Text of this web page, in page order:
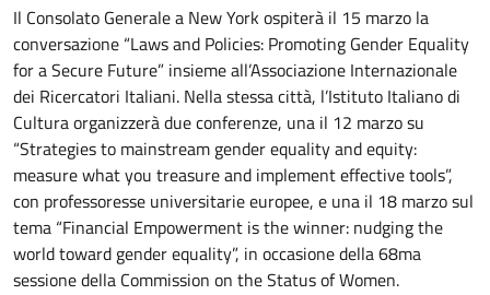
Il Consolato Generale a New York ospiterà il 15 marzo la
conversazione “Laws and Policies: Promoting Gender Equality
for a Secure Future” insieme all’Associazione Internazionale
dei Ricercatori Italiani. Nella stessa città, l’Istituto Italiano di
Cultura organizzerà due conferenze, una il 12 marzo su
“Strategies to mainstream gender equality and equity:
measure what you treasure and implement effective tools”,
con professoresse universitarie europee, e una il 18 marzo sul
tema “Financial Empowerment is the winner: nudging the
world toward gender equality”, in occasione della 68ma
sessione della Commission on the Status of Women.